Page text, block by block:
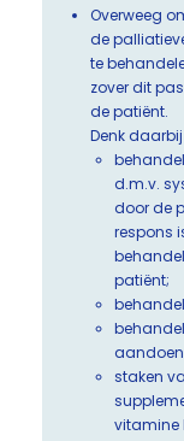
Overweeg
de
te
zover dit
de patiënt.
Denk
d.m.v.
door de
respons
patiënt;
staken
vitamine